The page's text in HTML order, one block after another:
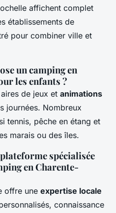
affichent complet
établissements de
pour combiner ville et
un camping en
les enfants ?
de jeux et animations
journées. Nombreux
tennis, pêche en étang et
marais ou des îles.
spécialisée
en Charente-
offre une expertise locale
connaissance